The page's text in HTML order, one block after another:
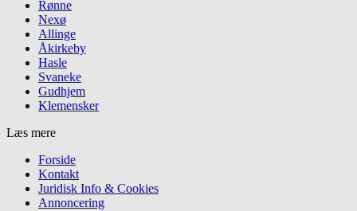
Rønne
Nexø
Allinge
Åkirkeby
Hasle
Svaneke
Gudhjem
Klemensker
Læs mere
Forside
Kontakt
Juridisk Info & Cookies​
Annoncering